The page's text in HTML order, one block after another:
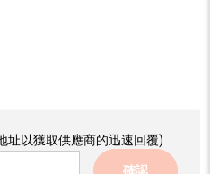
址以獲取供應商的迅速回覆)
確認